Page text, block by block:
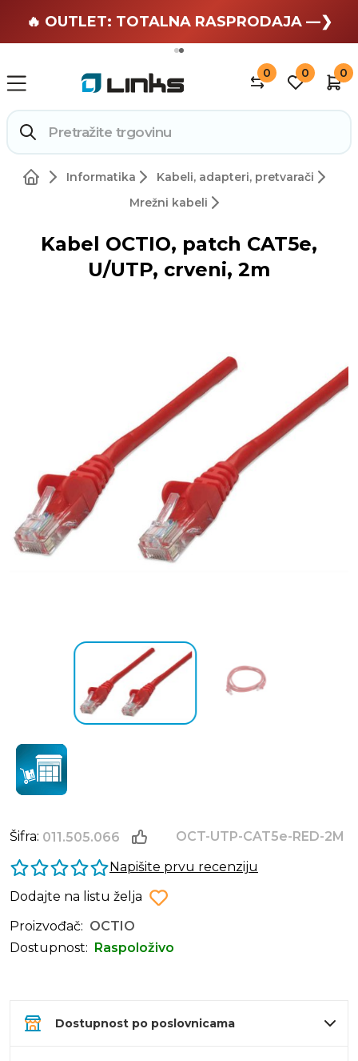
🏄 Zaslužuješ odmor —❯
🔥 OUTLET: TOTALNA RASPRODAJA —❯
0 0 0
Informatika
Kabeli, adapteri, pretvarači
Mrežni kabeli
Kabel OCTIO, patch CAT5e,
U/UTP, crveni, 2m
Šifra: 011.505.066
OCT-UTP-CAT5e-RED-2M
Napišite prvu recenziju
Dodajte na listu želja
Proizvođač: OCTIO
Dostupnost:
Raspoloživo
Dostupnost po poslovnicama